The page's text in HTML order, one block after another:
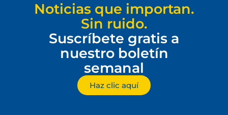
Noticias que importan.
Sin ruido.
Suscríbete gratis a
nuestro boletín
semanal
Haz clic aquí